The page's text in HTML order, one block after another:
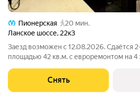
Пионерская
20 мин.
Ланское шоссе, 22к3
Заезд возможен с 12.08.2026. Сдаётся
площадью 42 кв.м. с евроремонтом на
Стиральная машина Холодильник Посудомоечная машина Дом
- кирпичный, окна
Снять